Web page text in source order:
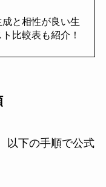
と相性が良い生
比較表も紹介！
以下の手順で公式